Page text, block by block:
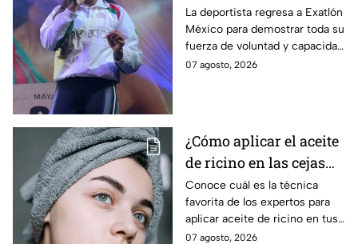
Roja que regresa en la
décima temporada de
Exatlón México?
La deportista regresa a Exatlón
México para demostrar toda su
fuerza de voluntad y capacidad
física y mental.
07 agosto, 2026
¿Cómo aplicar el aceite
de ricino en las cejas
correctamente sin
obstruir los poros de la
piel?
Conoce cuál es la técnica
favorita de los expertos para
aplicar aceite de ricino en tus
cejas y hacerlas mpás tupidas
07 agosto, 2026